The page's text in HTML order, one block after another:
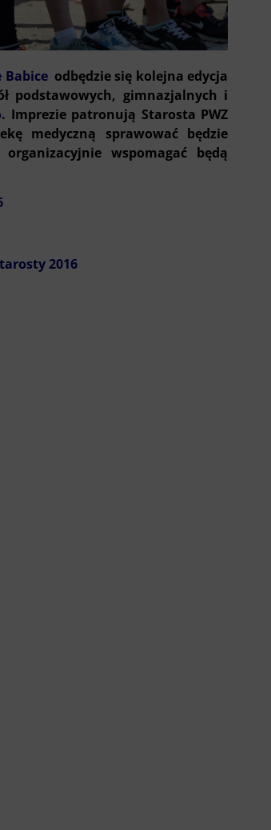
Babice odbędzie się kolejna edycja
podstawowych, gimnazjalnych i
. Imprezie patronują Starosta PWZ
medyczną sprawować będzie
wspomagać będą
2016